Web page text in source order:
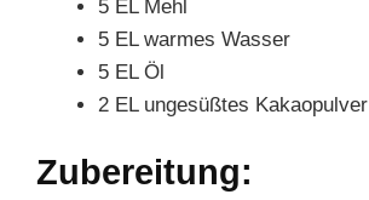
5 EL Mehl
5 EL warmes Wasser
5 EL Öl
2 EL ungesüßtes Kakaopulver
Zubereitung: